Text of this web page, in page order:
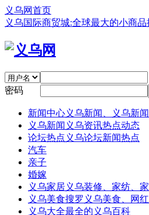
义乌网首页
义乌国际商贸城:全球最大的小商品
密码
新闻中心义乌新闻、义乌新
义乌新闻 义乌资讯热点动态
论坛热点 义乌论坛新闻热点
汽车
亲子
婚嫁
义乌家居义乌装修、家纺、
义乌美食搜罗义乌美食、网
义乌大全最全的义乌百科